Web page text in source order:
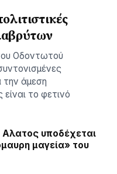
Οδοντωτού
την άμεση
το φετινό
Αλατος υποδέχεται
μαγεία» του